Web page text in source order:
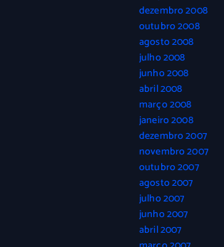
dezembro 2008
outubro 2008
agosto 2008
julho 2008
junho 2008
abril 2008
março 2008
janeiro 2008
dezembro 2007
novembro 2007
outubro 2007
agosto 2007
julho 2007
junho 2007
abril 2007